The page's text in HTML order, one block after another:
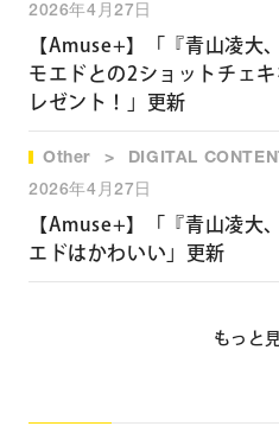
2026年6月12日（金）0時 独
＊全60話
出演：川﨑 桜（乃木坂 46）／
梨／青山凌大／めがね／大村
菅原帆波／田中沙友里／益田恭
脚本：市東さやか
2026年4月27日
【Amuse+】「『青山凌
モエドとの2ショットチェ
レゼント！」更新
詳細ページへ
Other
DIGITAL
2026年4月27日
【Amuse+】「『青山凌大
エドはかわいい」更新
もっと